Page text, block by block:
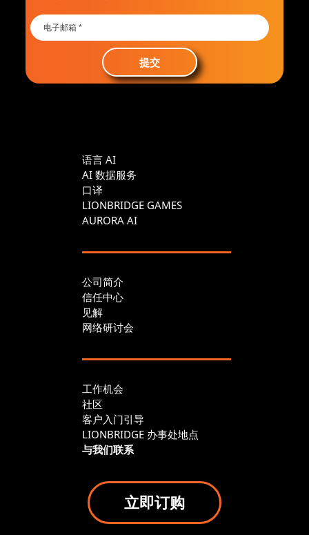
提交
语言 AI
AI 数据服务
口译
LIONBRIDGE GAMES
AURORA AI
公司简介
信任中心
见解
网络研讨会
工作机会
社区
客户入门引导
LIONBRIDGE 办事处地点
与我们联系
立即订购